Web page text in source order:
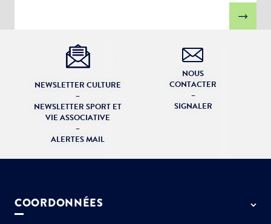
NEWSLETTER CULTURE
–
NEWSLETTER SPORT ET
VIE ASSOCIATIVE
–
ALERTES MAIL
NOUS
CONTACTER
–
SIGNALER
COORDONNÉES